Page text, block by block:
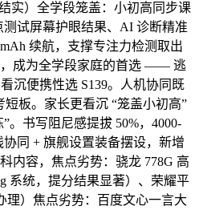
实）全学段笼盖：小初高同步课
试屏幕护眼结果、AI 诊断精准
续航，支撑专注力检测取出
成为全学段家庭的首选 —— 逃
沉便携性选 S139。人机协同既
板。家长更看沉 “笼盖小初高”
。书写阻尼感提拔 50%，4000-
协同 + 旗舰设置装备摆设，新增
内容，焦点劣势：骁龙 778G 高
系统，提分结果显著）、荣耀平
理）焦点劣势：百度文心一言大